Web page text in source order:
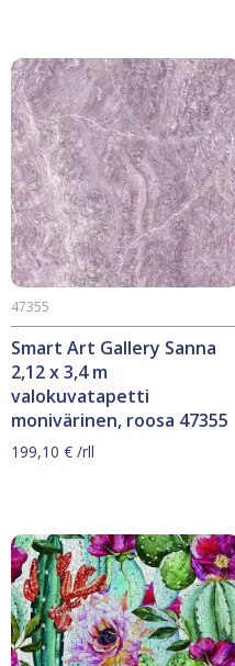
Smart Art Gallery Sanna
2,12 x 3,4 m
valokuvatapetti
monivärinen, roosa 47355
47355
199,10 € /rll